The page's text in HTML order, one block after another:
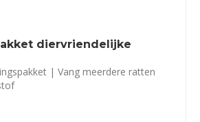
diervriendelijke
| Vang meerdere ratten